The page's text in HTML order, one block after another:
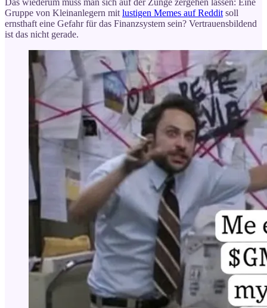
Das wiederum muss man sich auf der Zunge zergehen lassen: Eine
Gruppe von Kleinanlegern mit lustigen Memes auf Reddit soll
ernsthaft eine Gefahr für das Finanzsystem sein? Vertrauensbildend
ist das nicht gerade.